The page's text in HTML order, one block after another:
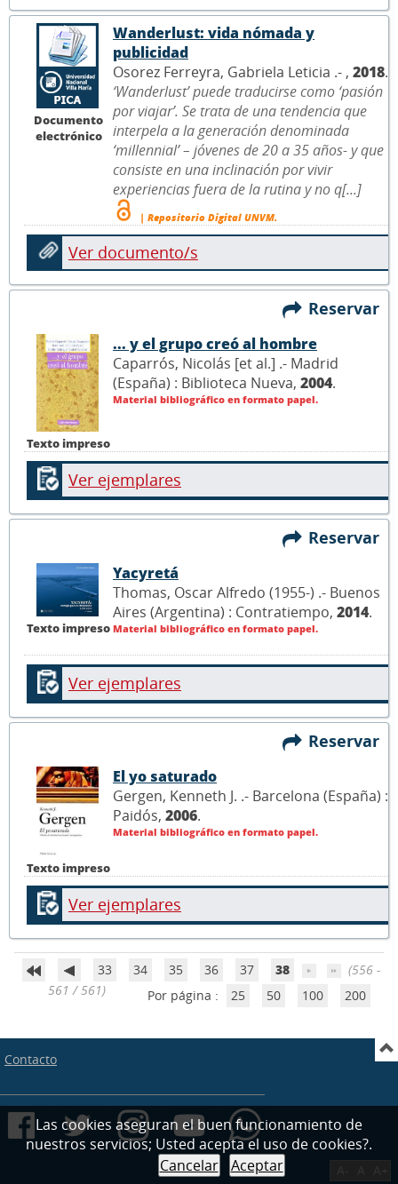
Documento
electrónico
Wanderlust: vida nómada y
publicidad
Osorez Ferreyra, Gabriela Leticia .- , 2018.
‘Wanderlust’ puede traducirse como ‘pasión
por viajar’. Se trata de una tendencia que
interpela a la generación denominada
‘millennial’ – jóvenes de 20 a 35 años- y que
consiste en una inclinación por vivir
experiencias fuera de la rutina y no q[...]
| Repositorio Digital UNVM.
Ver documento/s
Reservar
Texto impreso
... y el grupo creó al hombre
Caparrós, Nicolás [et al.] .- Madrid
(España) : Biblioteca Nueva, 2004.
Material bibliográfico en formato papel.
Ver ejemplares
Reservar
Texto impreso
Yacyretá
Thomas, Oscar Alfredo (1955-) .- Buenos
Aires (Argentina) : Contratiempo, 2014.
Material bibliográfico en formato papel.
Ver ejemplares
Reservar
Texto impreso
El yo saturado
Gergen, Kenneth J. .- Barcelona (España) :
Paidós, 2006.
Material bibliográfico en formato papel.
Ver ejemplares
33 34 35 36 37 38
(556 -
561 / 561)
Por página : 25 50 100 200
Contacto
Las cookies aseguran el buen funcionamiento de
nuestros servicios; Usted acepta el uso de cookies?.
Cancelar
Aceptar